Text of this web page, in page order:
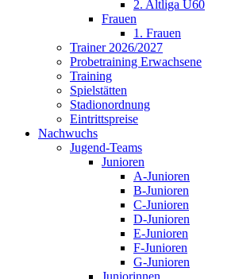
2. Altliga Ü60
Frauen
1. Frauen
Trainer 2026/2027
Probetraining Erwachsene
Training
Spielstätten
Stadionordnung
Eintrittspreise
Nachwuchs
Jugend-Teams
Junioren
A-Junioren
B-Junioren
C-Junioren
D-Junioren
E-Junioren
F-Junioren
G-Junioren
Juniorinnen